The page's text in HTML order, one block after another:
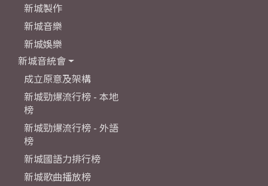
新城製作
新城音樂
新城娛樂
新城音統會
成立原意及架構
新城勁爆流行榜 - 本地
榜
新城勁爆流行榜 - 外語
榜
新城國語力排行榜
新城歌曲播放榜